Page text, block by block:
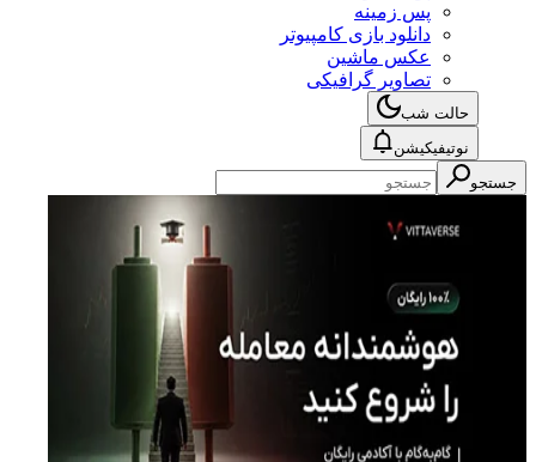
پس زمینه
دانلود بازی کامپیوتر
عکس ماشین
تصاویر گرافیکی
حالت شب
نوتیفیکیشن
جستجو